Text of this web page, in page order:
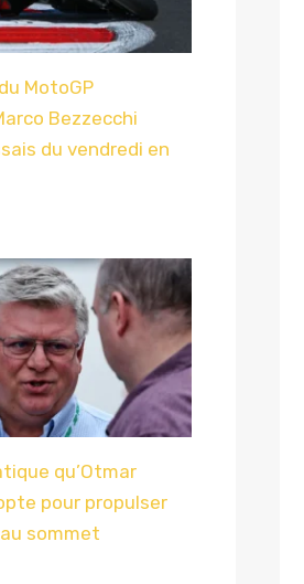
MotoGP
Bezzecchi
du vendredi en
qu’Otmar
pour propulser
au sommet